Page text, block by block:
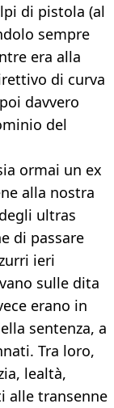
di pistola (al
sempre
era alla
di curva
davvero
del
ormai un ex
alla nostra
ultras
di passare
ieri
sulle dita
erano in
sentenza, a
Tra loro,
lealtà,
alle transenne